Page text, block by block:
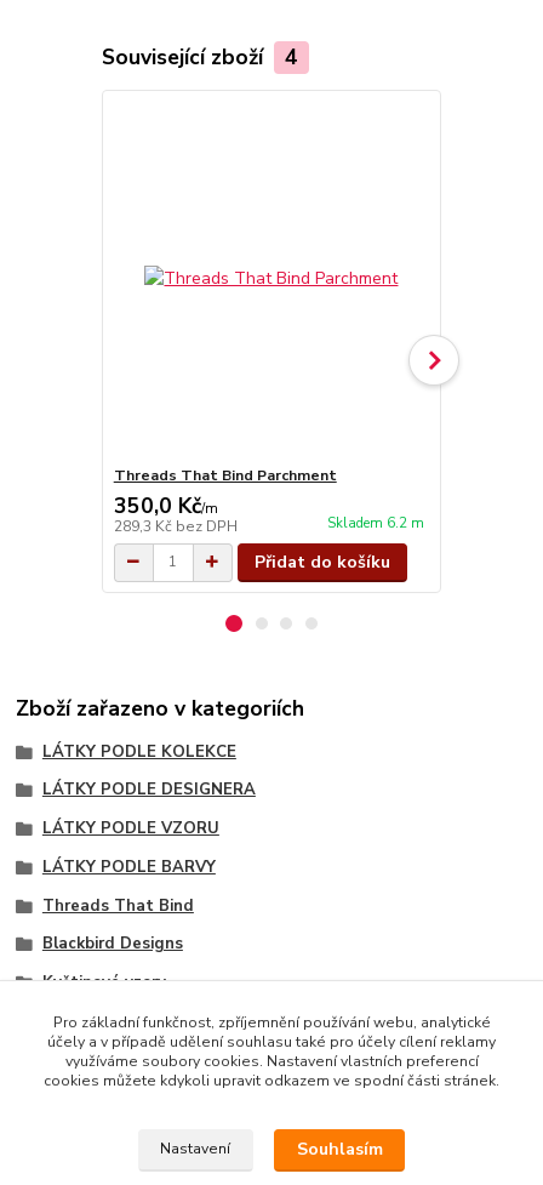
Související zboží 4
Threads That Bind Parchment
350,0 Kč/m
289,3 Kč bez DPH Skladem 6.2 m
Přidat do košíku
Zboží zařazeno v kategoriích
LÁTKY PODLE KOLEKCE
LÁTKY PODLE DESIGNERA
LÁTKY PODLE VZORU
LÁTKY PODLE BARVY
Threads That Bind
Blackbird Designs
Květinové vzory
Hlavní vzory kolekce
Modré odstíny
Copyright © 2014 · E-SHOP S DESIGNOVÝMI LÁTKAMI
Pro základní funkčnost, zpříjemnění používání webu, analytické
účely a v případě udělení souhlasu také pro účely cílení reklamy
využíváme soubory cookies. Nastavení vlastních preferencí
cookies můžete kdykoli upravit odkazem ve spodní části stránek.
Nastavení Souhlasím